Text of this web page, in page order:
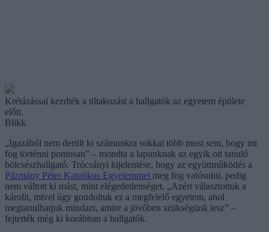
Krétázással kezdték a tiltakozást a hallgatók az egyetem épülete
előtt.
Blikk
„Igazából nem derült ki számunkra sokkal több most sem, hogy mi
fog történni pontosan” – mondta a lapunknak az egyik ott tanuló
bölcsészhallgató. Trócsányi kijelentése, hogy az együttműködés a
Pázmány Péter Katolikus Egyetemmel meg fog valósulni, pedig
nem váltott ki mást, mint elégedetlenséget. „Azért választottuk a
károlit, mivel úgy gondoltuk ez a megfelelő egyetem, ahol
megtanulhatjuk mindazt, amire a jövőben szükségünk lesz” –
fejtették még ki korábban a hallgatók.